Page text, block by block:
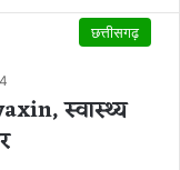
छत्तीसगढ़
स्वास्थ्य